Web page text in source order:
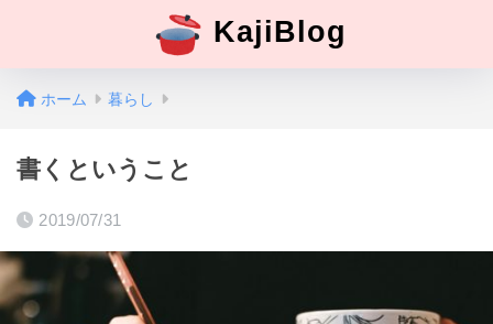
KajiBlog
ホーム 暮らし
書くということ
2019/07/31